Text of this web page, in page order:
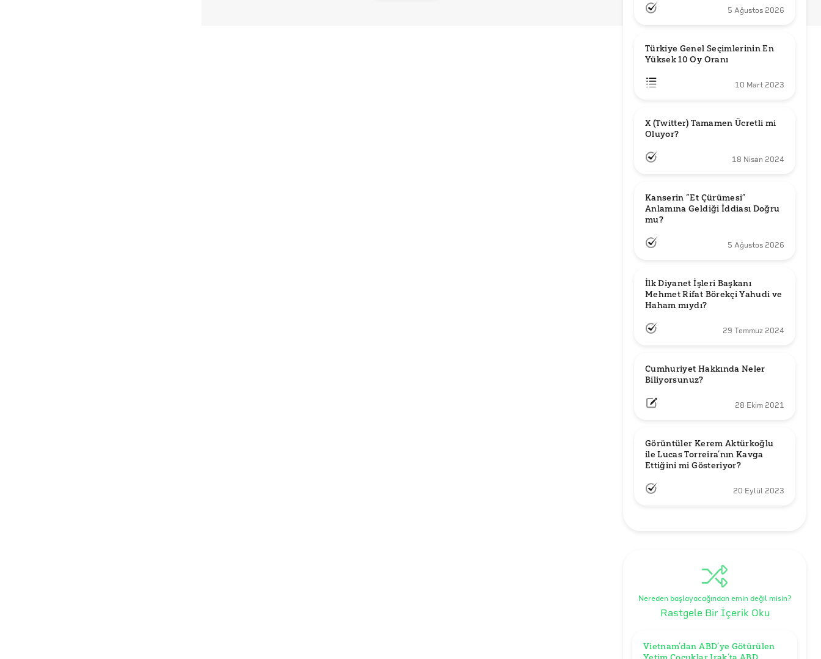
5 Ağustos 2026
Türkiye Genel Seçimlerinin En
Yüksek 10 Oy Oranı
10 Mart 2023
X (Twitter) Tamamen Ücretli mi
Oluyor?
18 Nisan 2024
Kanserin “Et Çürümesi”
Anlamına Geldiği İddiası Doğru
mu?
5 Ağustos 2026
İlk Diyanet İşleri Başkanı
Mehmet Rifat Börekçi Yahudi ve
Haham mıydı?
29 Temmuz 2024
Cumhuriyet Hakkında Neler
Biliyorsunuz?
28 Ekim 2021
Görüntüler Kerem Aktürkoğlu
ile Lucas Torreira’nın Kavga
Ettiğini mi Gösteriyor?
20 Eylül 2023
Nereden başlayacağından emin değil misin?
Rastgele Bir İçerik Oku
Vietnam’dan ABD’ye Götürülen